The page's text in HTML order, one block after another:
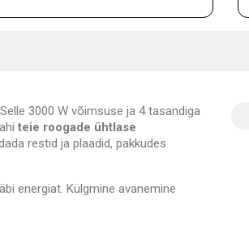
3000 W võimsuse ja 4 tasandiga
teie roogade ühtlase
restid ja plaadid, pakkudes
energiat. Külgmine avanemine